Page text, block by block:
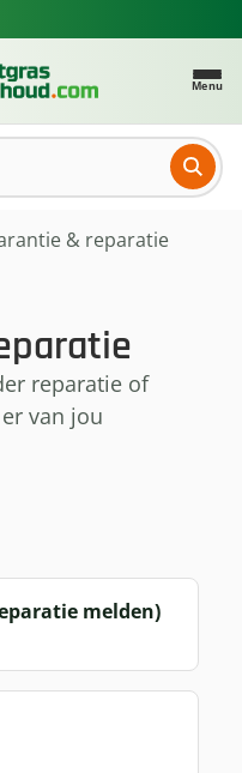
Totaalbedrag: €
Menu
& reparatie
reparatie of
van jou
melden)